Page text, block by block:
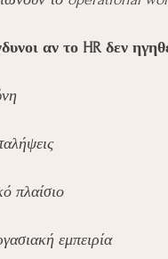
αν το HR δεν
πλαίσιο
εμπειρία